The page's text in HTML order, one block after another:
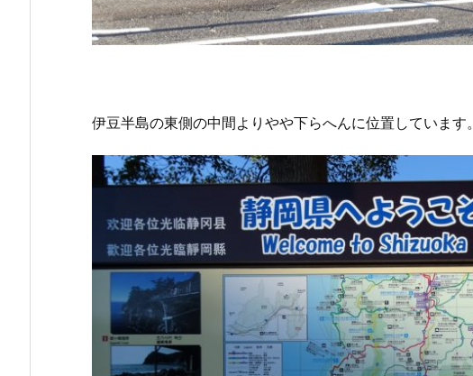
伊豆半島の東側の中間よりやや下らへんに位置しています。